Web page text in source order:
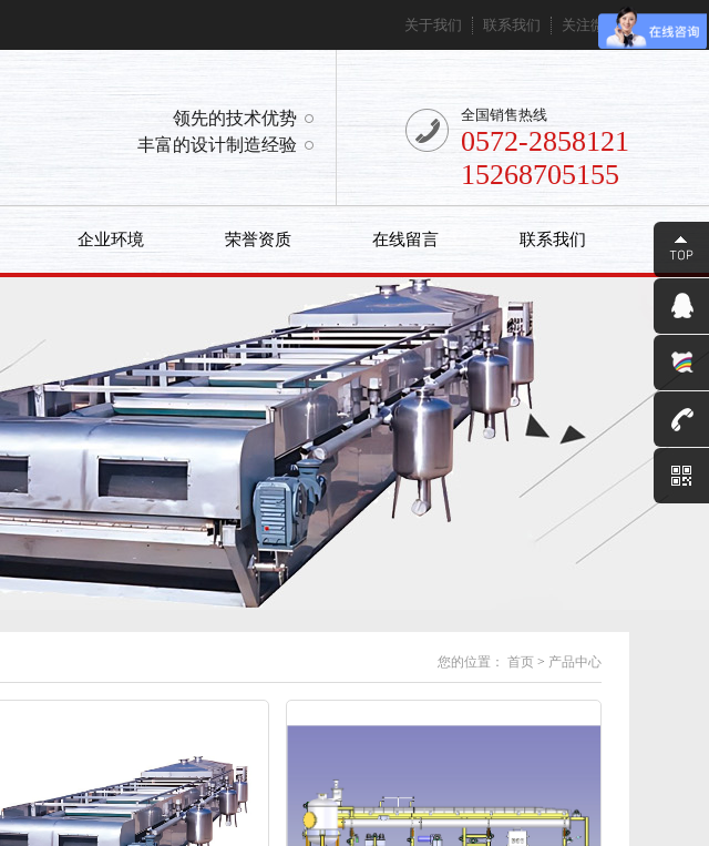
关于我们 联系我们 关注微信
领先的技术优势
丰富的设计制造经验
全国销售热线
0572-2858121
15268705155
企业环境 荣誉资质 在线留言 联系我们
您的位置： 首页 > 产品中心